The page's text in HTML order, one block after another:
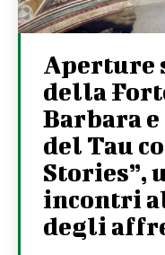
Aperture
della
Barbara e
del Tau
Stories”,
incontri
degli